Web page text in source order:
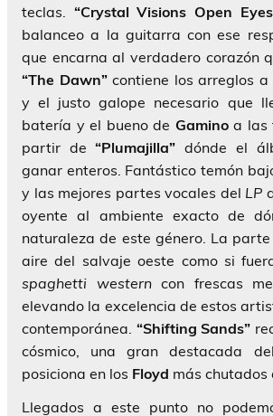
teclas. “Crystal Visions Open
balanceo a la guitarra con ese
que encarna al verdadero corazón
“The Dawn”contiene los arreglos a
y el justo galope necesario que
batería y el bueno de Gaminoa las
partir de“Plumajilla” dónde el
ganar enteros. Fantástico temón
y las mejores partes vocales del LP
oyente al ambiente exacto de
naturaleza de este género. La
aire del salvaje oeste como si
spaghetti westerncon frescas
elevando la excelencia de estos
contemporánea. “Shifting Sands”
cósmico, una gran destacada
posiciona en los Floyd más chutados
Llegados a este punto no